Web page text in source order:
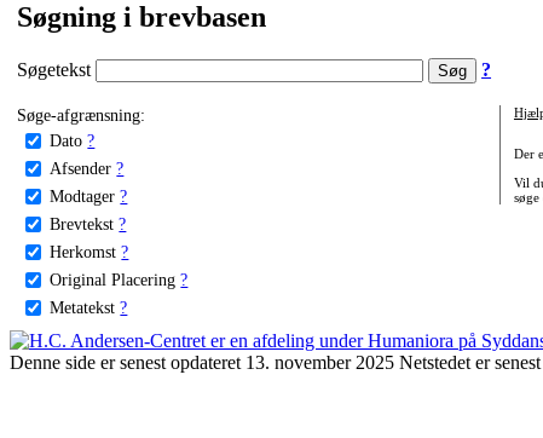
Søgning i brevbasen
Søgetekst ?
Søge-afgrænsning:
Dato ?
Afsender ?
Modtager ?
Brevtekst ?
Herkomst ?
Original Placering ?
Metatekst ?
Der
Vil
søge
Denne side er senest opdateret 13. november 2025 Netstedet er